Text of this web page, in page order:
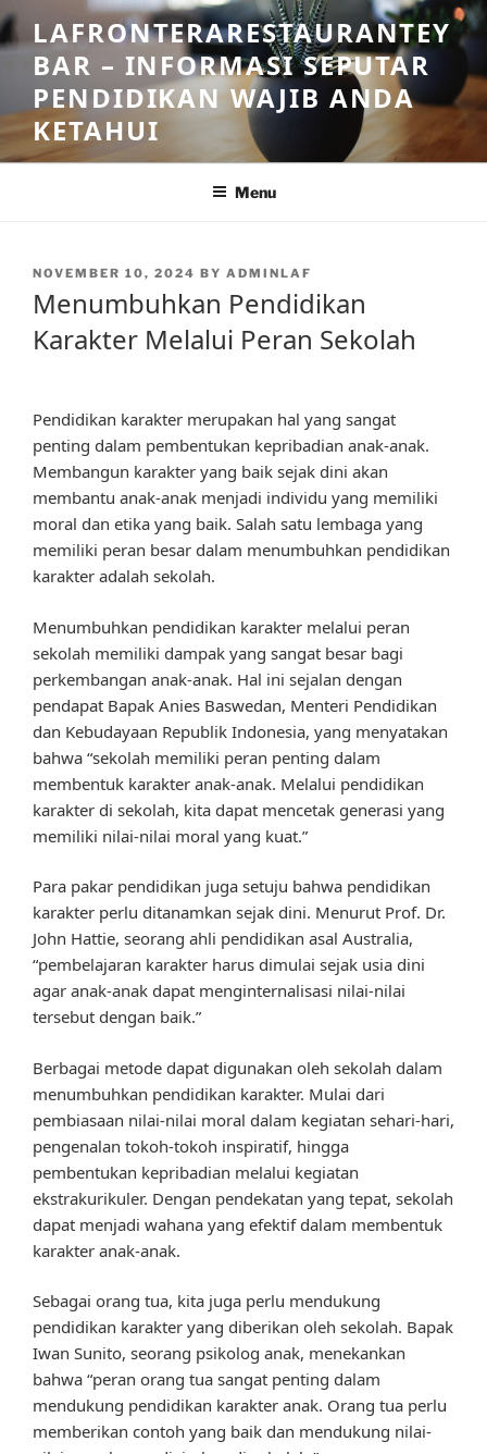
Skip
to
content
LAFRONTERARESTAURANTEY
BAR – INFORMASI SEPUTAR
PENDIDIKAN WAJIB ANDA
KETAHUI
Menu
POSTED
NOVEMBER 10, 2024 BY ADMINLAF
Menumbuhkan Pendidikan
Karakter Melalui Peran Sekolah
Pendidikan karakter merupakan hal yang sangat
penting dalam pembentukan kepribadian anak-anak.
Membangun karakter yang baik sejak dini akan
membantu anak-anak menjadi individu yang memiliki
moral dan etika yang baik. Salah satu lembaga yang
memiliki peran besar dalam menumbuhkan pendidikan
karakter adalah sekolah.
Menumbuhkan pendidikan karakter melalui peran
sekolah memiliki dampak yang sangat besar bagi
perkembangan anak-anak. Hal ini sejalan dengan
pendapat Bapak Anies Baswedan, Menteri Pendidikan
dan Kebudayaan Republik Indonesia, yang menyatakan
bahwa “sekolah memiliki peran penting dalam
membentuk karakter anak-anak. Melalui pendidikan
karakter di sekolah, kita dapat mencetak generasi yang
memiliki nilai-nilai moral yang kuat.”
Para pakar pendidikan juga setuju bahwa pendidikan
karakter perlu ditanamkan sejak dini. Menurut Prof. Dr.
John Hattie, seorang ahli pendidikan asal Australia,
“pembelajaran karakter harus dimulai sejak usia dini
agar anak-anak dapat menginternalisasi nilai-nilai
tersebut dengan baik.”
Berbagai metode dapat digunakan oleh sekolah dalam
menumbuhkan pendidikan karakter. Mulai dari
pembiasaan nilai-nilai moral dalam kegiatan sehari-hari,
pengenalan tokoh-tokoh inspiratif, hingga
pembentukan kepribadian melalui kegiatan
ekstrakurikuler. Dengan pendekatan yang tepat, sekolah
dapat menjadi wahana yang efektif dalam membentuk
karakter anak-anak.
Sebagai orang tua, kita juga perlu mendukung
pendidikan karakter yang diberikan oleh sekolah. Bapak
Iwan Sunito, seorang psikolog anak, menekankan
bahwa “peran orang tua sangat penting dalam
mendukung pendidikan karakter anak. Orang tua perlu
memberikan contoh yang baik dan mendukung nilai-